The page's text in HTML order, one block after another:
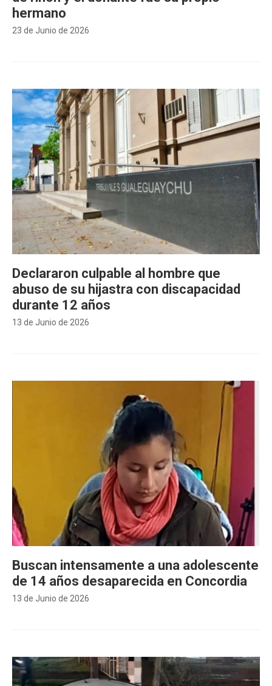
23 de Junio de 2026
hermano
13 de Junio de 2026
Declararon culpable al hombre que
abuso de su hijastra con discapacidad
durante 12 años
13 de Junio de 2026
Buscan intensamente a una adolescente
de 14 años desaparecida en Concordia